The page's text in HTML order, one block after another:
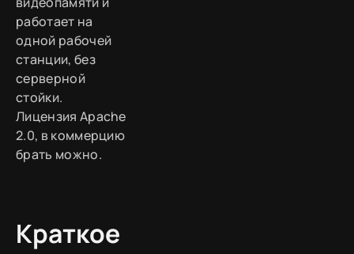
работает на
одной рабочей
станции, без
серверной
стойки.
Лицензия Apache
2.0, в коммерцию
брать можно.
Краткое